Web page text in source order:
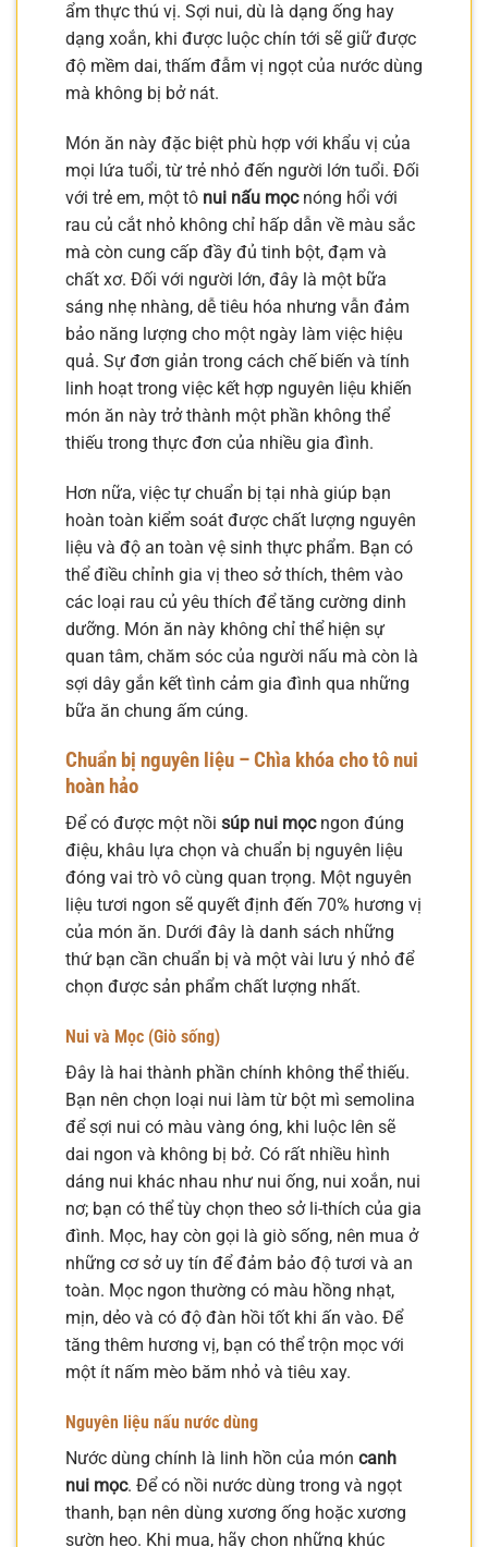
ẩm thực thú vị. Sợi nui, dù là dạng ống hay
dạng xoắn, khi được luộc chín tới sẽ giữ được
độ mềm dai, thấm đẫm vị ngọt của nước dùng
mà không bị bở nát.
Món ăn này đặc biệt phù hợp với khẩu vị của
mọi lứa tuổi, từ trẻ nhỏ đến người lớn tuổi. Đối
với trẻ em, một tô nui nấu mọcnóng hổi với
rau củ cắt nhỏ không chỉ hấp dẫn về màu sắc
mà còn cung cấp đầy đủ tinh bột, đạm và
chất xơ. Đối với người lớn, đây là một bữa
sáng nhẹ nhàng, dễ tiêu hóa nhưng vẫn đảm
bảo năng lượng cho một ngày làm việc hiệu
quả. Sự đơn giản trong cách chế biến và tính
linh hoạt trong việc kết hợp nguyên liệu khiến
món ăn này trở thành một phần không thể
thiếu trong thực đơn của nhiều gia đình.
Hơn nữa, việc tự chuẩn bị tại nhà giúp bạn
hoàn toàn kiểm soát được chất lượng nguyên
liệu và độ an toàn vệ sinh thực phẩm. Bạn có
thể điều chỉnh gia vị theo sở thích, thêm vào
các loại rau củ yêu thích để tăng cường dinh
dưỡng. Món ăn này không chỉ thể hiện sự
quan tâm, chăm sóc của người nấu mà còn là
sợi dây gắn kết tình cảm gia đình qua những
bữa ăn chung ấm cúng.
Chuẩn bị nguyên liệu – Chìa khóa cho tô nui
hoàn hảo
Để có được một nồi súp nui mọcngon đúng
điệu, khâu lựa chọn và chuẩn bị nguyên liệu
đóng vai trò vô cùng quan trọng. Một nguyên
liệu tươi ngon sẽ quyết định đến 70% hương vị
của món ăn. Dưới đây là danh sách những
thứ bạn cần chuẩn bị và một vài lưu ý nhỏ để
chọn được sản phẩm chất lượng nhất.
Nui và Mọc (Giò sống)
Đây là hai thành phần chính không thể thiếu.
Bạn nên chọn loại nui làm từ bột mì semolina
để sợi nui có màu vàng óng, khi luộc lên sẽ
dai ngon và không bị bở. Có rất nhiều hình
dáng nui khác nhau như nui ống, nui xoắn, nui
nơ; bạn có thể tùy chọn theo sở li-thích của gia
đình. Mọc, hay còn gọi là giò sống, nên mua ở
những cơ sở uy tín để đảm bảo độ tươi và an
toàn. Mọc ngon thường có màu hồng nhạt,
mịn, dẻo và có độ đàn hồi tốt khi ấn vào. Để
tăng thêm hương vị, bạn có thể trộn mọc với
một ít nấm mèo băm nhỏ và tiêu xay.
Nguyên liệu nấu nước dùng
Nước dùng chính là linh hồn của món canh
nui mọc. Để có nồi nước dùng trong và ngọt
thanh, bạn nên dùng xương ống hoặc xương
sườn heo. Khi mua, hãy chọn những khúc